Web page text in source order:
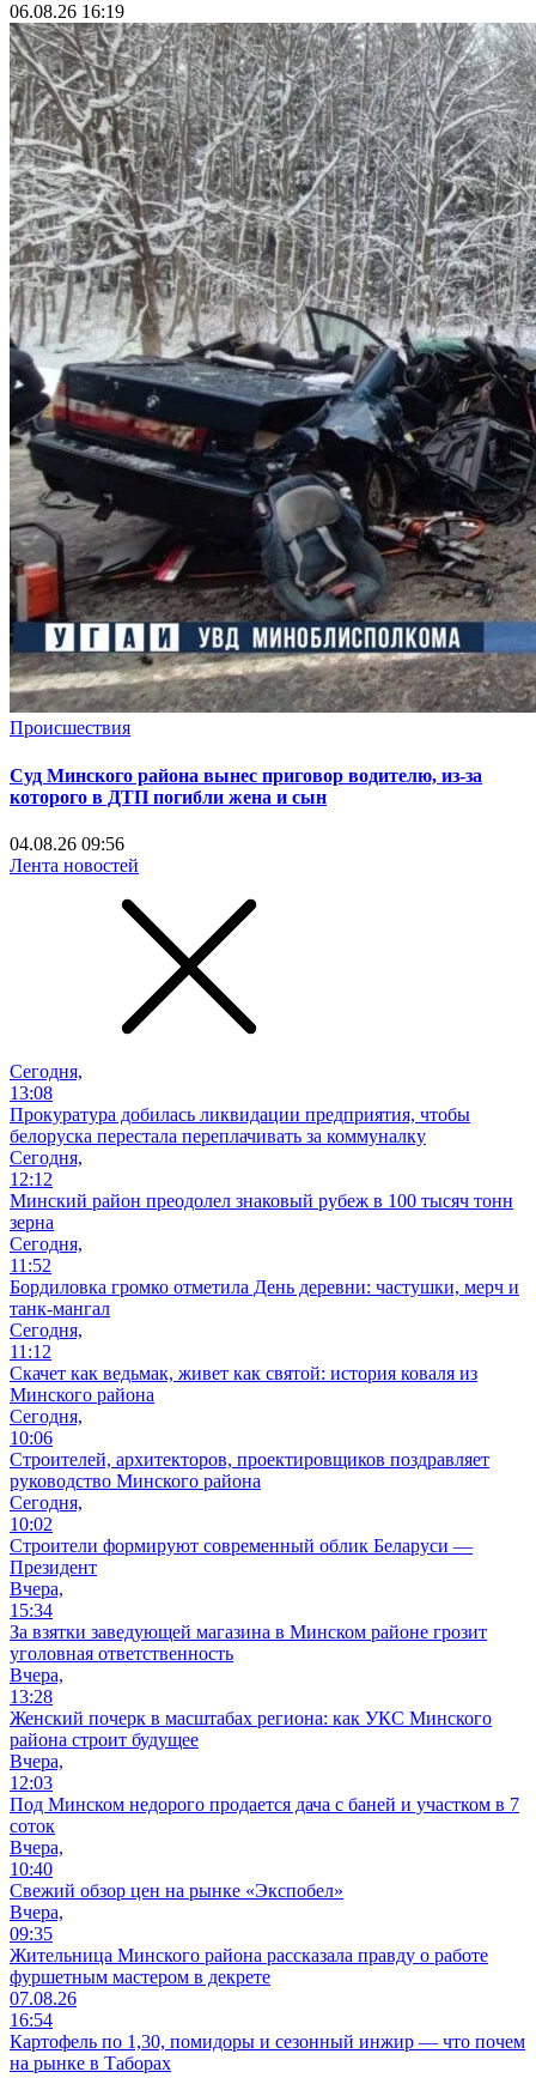
06.08.26 16:19
Происшествия
Суд Минского района вынес приговор водителю, из-за
которого в ДТП погибли жена и сын
04.08.26 09:56
Лента новостей
Сегодня,
13:08
Прокуратура добилась ликвидации предприятия, чтобы
белоруска перестала переплачивать за коммуналку
Сегодня,
12:12
Минский район преодолел знаковый рубеж в 100 тысяч тонн
зерна
Сегодня,
11:52
Бордиловка громко отметила День деревни: частушки, мерч и
танк-мангал
Сегодня,
11:12
Скачет как ведьмак, живет как святой: история коваля из
Минского района
Сегодня,
10:06
Cтроителей, архитекторов, проектировщиков поздравляет
руководство Минского района
Сегодня,
10:02
Строители формируют современный облик Беларуси —
Президент
Вчера,
15:34
За взятки заведующей магазина в Минском районе грозит
уголовная ответственность
Вчера,
13:28
Женский почерк в масштабах региона: как УКС Минского
района строит будущее
Вчера,
12:03
Под Минском недорого продается дача с баней и участком в 7
соток
Вчера,
10:40
Свежий обзор цен на рынке «Экспобел»
Вчера,
09:35
Жительница Минского района рассказала правду о работе
фуршетным мастером в декрете
07.08.26
16:54
Картофель по 1,30, помидоры и сезонный инжир — что почем
на рынке в Таборах